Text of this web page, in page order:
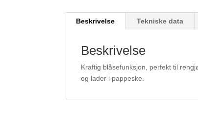
Beskrivelse Tekniske data
Beskrivelse
Kraftig blåsefunksjon, perfekt til
og lader i pappeske.